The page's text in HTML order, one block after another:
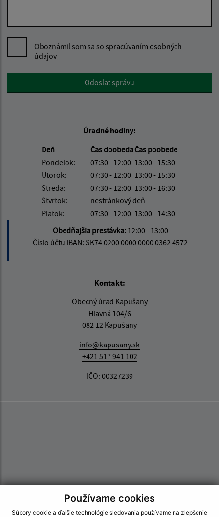
Používame cookies
Súbory cookie a ďalšie technológie sledovania používame na zlepšenie
Oboznámil som sa so spracúvaním osobných
údajov
Google reCaptcha ResponseOdoslať správu
Úradné hodiny:
Deň
Čas doobedaČas poobede
Pondelok:
07:30 - 12:00 13:00 - 15:30
Utorok:
07:30 - 12:00 13:00 - 15:30
Streda:
07:30 - 12:00 13:00 - 16:30
Štvrtok:
nestránkový deň
Piatok:
07:30 - 12:00 13:00 - 14:30
Obedňajšia prestávka: 12:00 - 13:00
Číslo účtu IBAN: SK74 0200 0000 0000 0362 4572
Kontakt:
Obecný úrad Kapušany
Hlavná 104/6
082 12 Kapušany
info@kapusany.sk
+421 517 941 102
IČO: 00327239